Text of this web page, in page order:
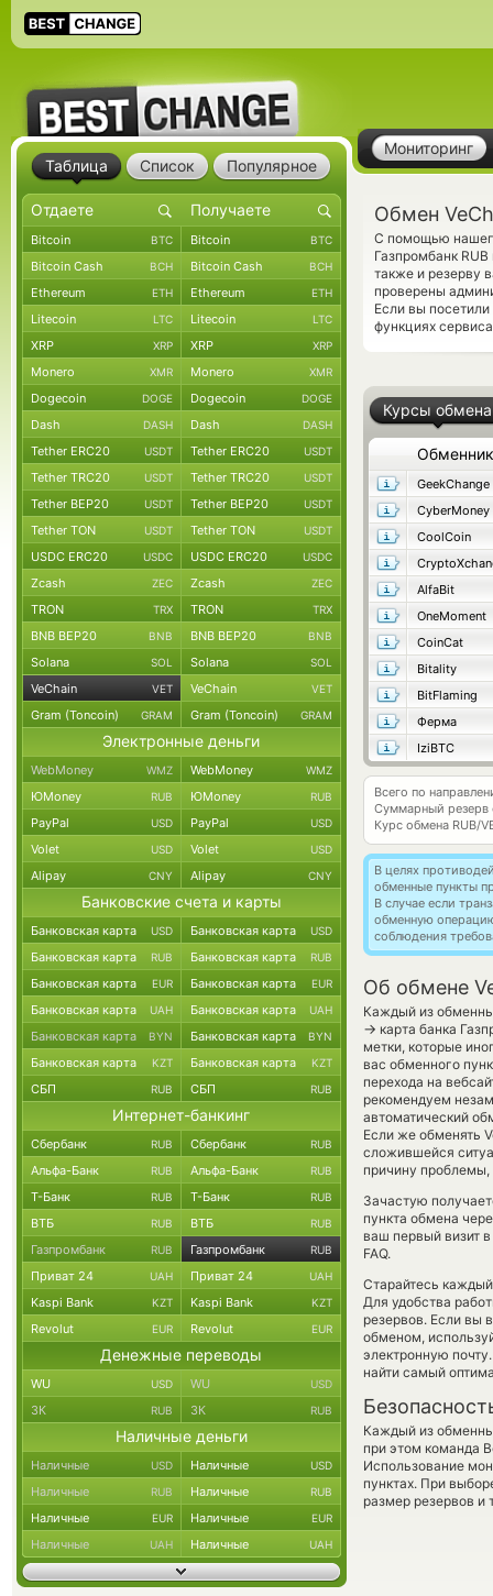
Мониторинг
Обмен
С помощью
Газпромбанк
также и резерву
проверены
Если вы
функциях
Курсы обмена
Обменник
GeekChange
CyberMoney
CoolCoin
AlfaBit
OneMoment
CoinCat
Bitality
BitFlaming
Ферма
IziBTC
Всего по
Суммарный резерв
Курс обмена RUB/
В целях
обменные пункты
В случае если
обменную
соблюдения
Об обмене
Каждый из
→ карта банка
метки, которые
вас обменного
перехода на
рекомендуем
автоматический
Если же обменять
сложившейся
причину проблемы,
Зачастую
пункта обмена
ваш первый визит
FAQ.
Старайтесь
Для удобства
резервов. Если вы
обменом,
электронную
найти самый
Каждый из
при этом команда
Использование
пунктах. При
размер резервов и
Таблица Список Популярное
Bitcoin BTC Bitcoin BTC
Bitcoin Cash BCH Bitcoin Cash BCH
Ethereum ETH Ethereum ETH
Litecoin LTC Litecoin LTC
XRP XRP XRP XRP
Monero XMR Monero XMR
Dogecoin DOGE Dogecoin DOGE
Dash DASH Dash DASH
Tether ERC20 USDT Tether ERC20 USDT
Tether TRC20 USDT Tether TRC20 USDT
Tether BEP20 USDT Tether BEP20 USDT
Tether TON USDT Tether TON USDT
USDC ERC20 USDC USDC ERC20 USDC
Zcash ZEC Zcash ZEC
TRON TRX TRON TRX
BNB BEP20 BNB BNB BEP20 BNB
Solana SOL Solana SOL
VeChain VET VeChain VET
Gram (Toncoin) GRAM Gram (Toncoin) GRAM
Электронные деньги
WebMoney WMZ WebMoney WMZ
ЮMoney RUB ЮMoney RUB
PayPal USD PayPal USD
Volet USD Volet USD
Alipay CNY Alipay CNY
Банковские счета и карты
Банковская карта USD Банковская карта USD
Банковская карта RUB Банковская карта RUB
Банковская карта EUR Банковская карта EUR
Банковская карта UAH Банковская карта UAH
Банковская карта BYN Банковская карта BYN
Банковская карта KZT Банковская карта KZT
СБП RUB СБП RUB
Интернет-банкинг
Сбербанк RUB Сбербанк RUB
Альфа-Банк RUB Альфа-Банк RUB
Т-Банк RUB Т-Банк RUB
ВТБ RUB ВТБ RUB
Газпромбанк RUB Газпромбанк RUB
Приват 24 UAH Приват 24 UAH
Kaspi Bank KZT Kaspi Bank KZT
Revolut EUR Revolut EUR
Денежные переводы
WU USD WU USD
ЗК RUB ЗК RUB
Наличные деньги
Наличные USD Наличные USD
Наличные RUB Наличные RUB
Наличные EUR Наличные EUR
Наличные UAH Наличные UAH